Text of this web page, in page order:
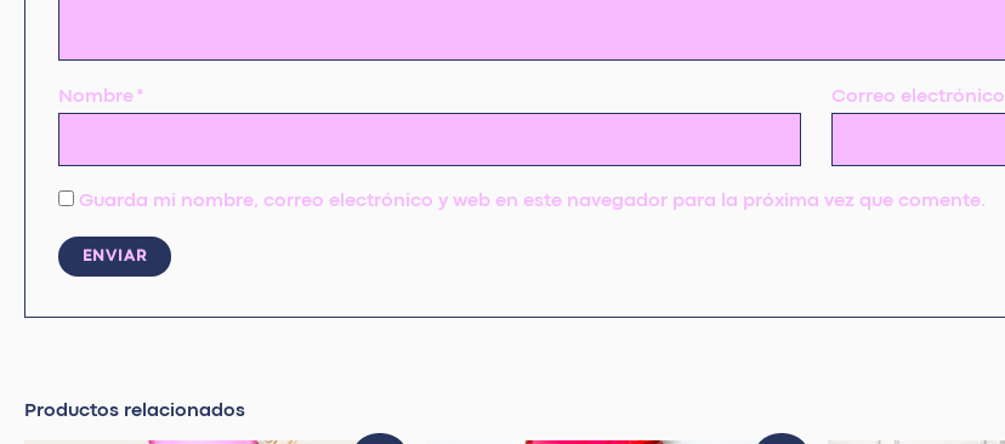
Nombre * Correo electrónico
Guarda mi nombre, correo electrónico y web en este navegador para la próxima vez que comente.
Productos relacionados